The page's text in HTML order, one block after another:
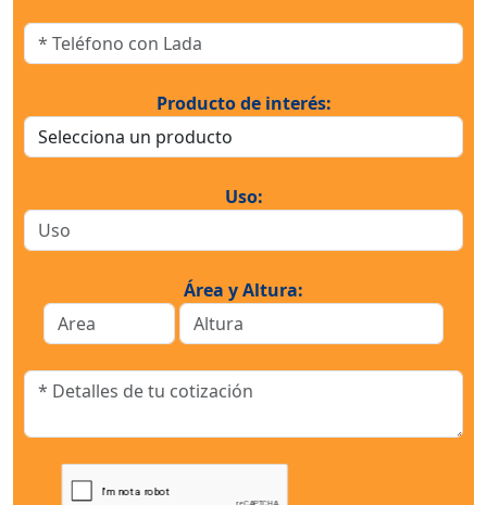
Producto de interés:
Uso:
Área y Altura: